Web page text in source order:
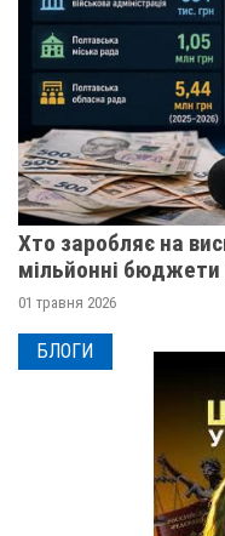
Хто заробляє на
мільйонні бюджети
01 травня 2026
БЛОГИ